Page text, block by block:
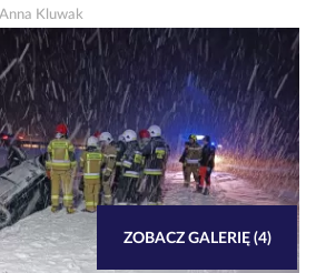
Kluwak
ZOBACZ GALERIĘ (4)